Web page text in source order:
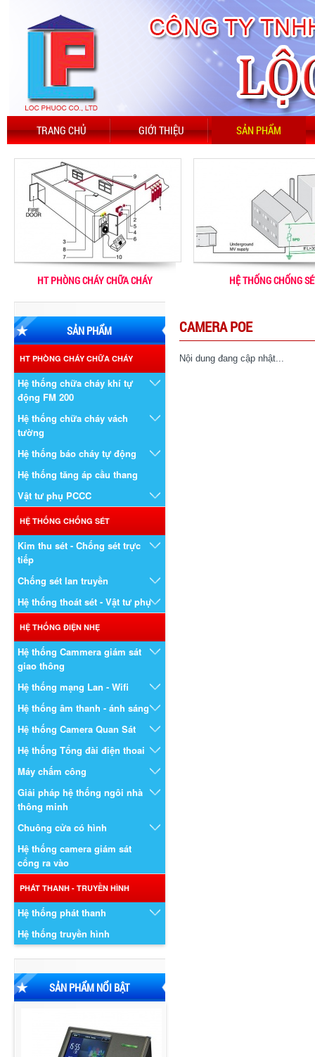
TRANG CHỦ GIỚI THIỆU SẢN PHẨM
HT PHÒNG CHÁY CHỮA CHÁY HỆ THỐNG CHỐNG
SẢN PHẨM
HT PHÒNG CHÁY CHỮA CHÁY
Hệ thống chữa cháy khí tự
động FM 200
Hệ thống chữa cháy vách
tường
Hệ thống báo cháy tự động
Hệ thống tăng áp cầu thang
Vật tư phụ PCCC
HỆ THỐNG CHỐNG SÉT
Kim thu sét - Chống sét trực
tiếp
Chống sét lan truyền
Hệ thống thoát sét - Vật tư phụ
HỆ THỐNG ĐIỆN NHẸ
Hệ thống Cammera giám sát
giao thông
Hệ thống mạng Lan - Wifi
Hệ thống âm thanh - ánh sáng
Hệ thống Camera Quan Sát
Hệ thống Tổng đài điện thoai
Máy chấm công
Giải pháp hệ thống ngôi nhà
thông minh
Chuông cửa có hình
Hệ thống camera giám sát
cổng ra vào
PHÁT THANH - TRUYỀN HÌNH
Hệ thống phát thanh
Hệ thống truyền hình
SẢN PHẨM NỔI BẬT
CAMERA POE
Nội dung đang cập nhật...